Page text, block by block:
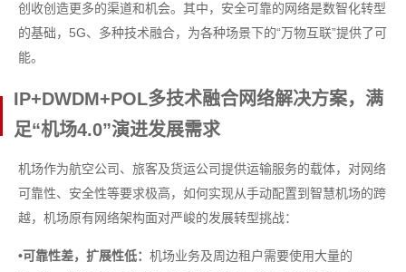
创收创造更多的渠道和机会。其中，安全可靠的网络是数智化转型
的基础，5G、多种技术融合，为各种场景下的“万物互联”提供了可
能。
IP+DWDM+POL多技术融合网络解决方案，满
足“机场4.0”演进发展需求
机场作为航空公司、旅客及货运公司提供运输服务的载体，对网络
可靠性、安全性等要求极高，如何实现从手动配置到智慧机场的跨
越，机场原有网络架构面对严峻的发展转型挑战：
•可靠性差，扩展性低： 机场业务及周边租户需要使用大量的